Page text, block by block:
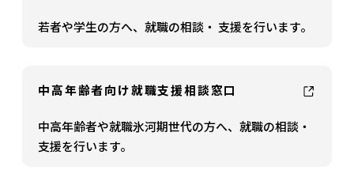
若者や学生の方へ、就職の相談・ 支援を行います。​
中高年齢者向け​就職支援相談窓口
中高年齢者や就職氷河期世代の方へ、就職の相談・
支援を行います。